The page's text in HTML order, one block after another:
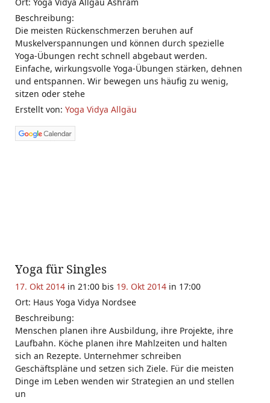
Ort: Yoga Vidya Allgäu Ashram
Beschreibung:
Die meisten Rückenschmerzen beruhen auf
Muskelverspannungen und können durch spezielle
Yoga-Übungen recht schnell abgebaut werden.
Einfache, wirkungsvolle Yoga-Übungen stärken, dehnen
und entspannen. Wir bewegen uns häufig zu wenig,
sitzen oder stehe
Erstellt von: Yoga Vidya Allgäu
Yoga für Singles
17. Okt 2014 in 21:00 bis 19. Okt 2014 in 17:00
Ort: Haus Yoga Vidya Nordsee
Beschreibung:
Menschen planen ihre Ausbildung, ihre Projekte, ihre
Laufbahn. Köche planen ihre Mahlzeiten und halten
sich an Rezepte. Unternehmer schreiben
Geschäftspläne und setzen sich Ziele. Für die meisten
Dinge im Leben wenden wir Strategien an und stellen
un